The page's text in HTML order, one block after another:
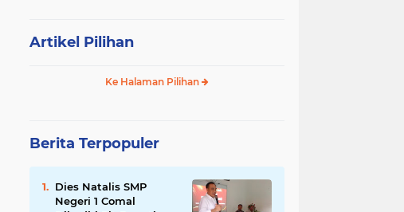
Artikel Pilihan
Ke Halaman Pilihan
Berita Terpopuler
Dies Natalis SMP
Negeri 1 Comal